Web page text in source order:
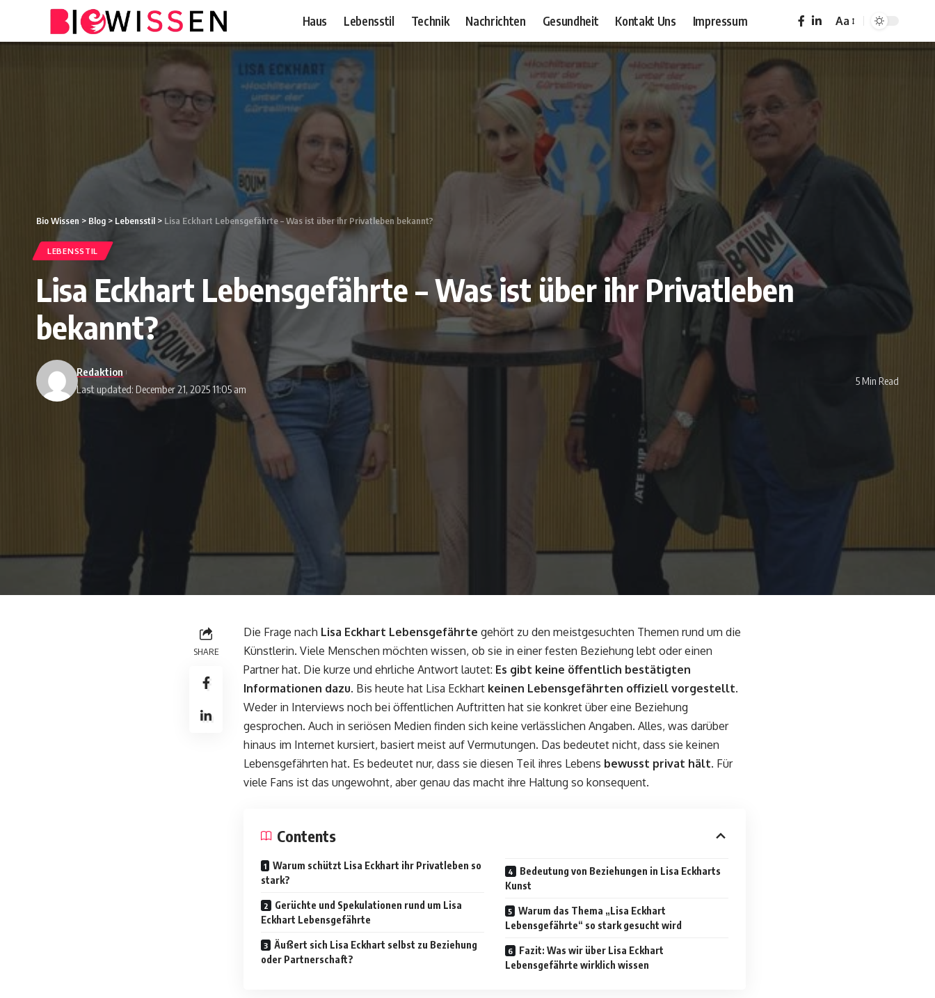
Haus Lebensstil Technik Nachrichten Gesundheit Kontakt Uns Impressum
Font
Resizer
Aa
Bio Wissen > Blog > Lebensstil > Lisa Eckhart Lebensgefährte – Was ist über ihr Privatleben bekannt?
LEBENSSTIL
Lisa Eckhart Lebensgefährte – Was ist über ihr Privatleben
bekannt?
Last updated: December 21, 2025 11:05 am
Redaktion
5 Min Read
SHARE
Die Frage nach Lisa Eckhart Lebensgefährte gehört zu den meistgesuchten Themen rund um die
Künstlerin. Viele Menschen möchten wissen, ob sie in einer festen Beziehung lebt oder einen
Partner hat. Die kurze und ehrliche Antwort lautet: Es gibt keine öffentlich bestätigten
Informationen dazu. Bis heute hat Lisa Eckhart keinen Lebensgefährten offiziell vorgestellt.
Weder in Interviews noch bei öffentlichen Auftritten hat sie konkret über eine Beziehung
gesprochen. Auch in seriösen Medien finden sich keine verlässlichen Angaben. Alles, was darüber
hinaus im Internet kursiert, basiert meist auf Vermutungen. Das bedeutet nicht, dass sie keinen
Lebensgefährten hat. Es bedeutet nur, dass sie diesen Teil ihres Lebens bewusst privat hält. Für
viele Fans ist das ungewohnt, aber genau das macht ihre Haltung so konsequent.
Contents
Warum schützt Lisa Eckhart ihr Privatleben so
stark?
Gerüchte und Spekulationen rund um Lisa
Eckhart Lebensgefährte
Äußert sich Lisa Eckhart selbst zu Beziehung
oder Partnerschaft?
Bedeutung von Beziehungen in Lisa Eckharts
Kunst
Warum das Thema „Lisa Eckhart
Lebensgefährte“ so stark gesucht wird
Fazit: Was wir über Lisa Eckhart
Lebensgefährte wirklich wissen